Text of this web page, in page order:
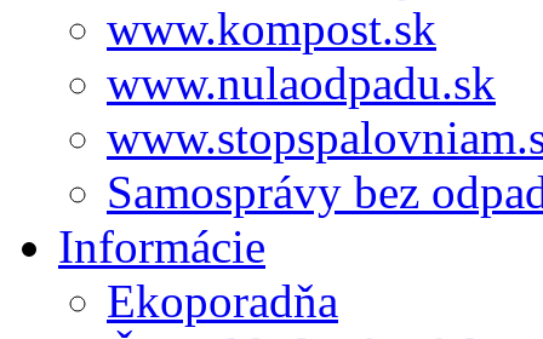
www.kompost.sk
www.nulaodpadu.sk
Samosprávy bez
Informácie
Ekoporadňa